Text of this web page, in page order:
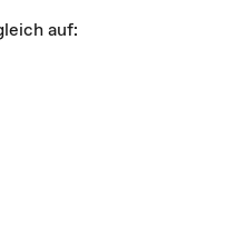
auf: